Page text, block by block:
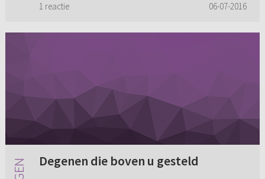
voor God, maar n...
1 reactie 06-07-2016
Degenen die boven u gesteld